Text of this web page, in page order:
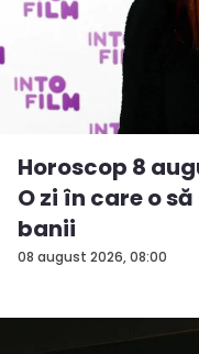
08 august 2026, 08:00
Horoscop 8
O zi în care o
banii